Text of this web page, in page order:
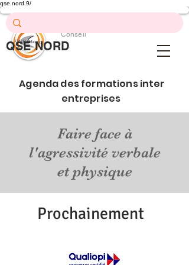
qse.nord.9/
QSE Nord
Conseil
QSE NORD
Agenda des formations inter
entreprises
Faire face à
l'agressivité verbale
et physique
Prochainement